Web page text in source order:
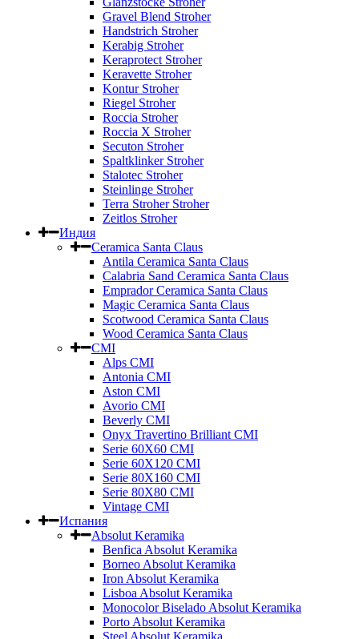
Gravel Blend Stroher
Handstrich Stroher
Kerabig Stroher
Keraprotect Stroher
Keravette Stroher
Kontur Stroher
Riegel Stroher
Roccia Stroher
Roccia Х Stroher
Secuton Stroher
Spaltklinker Stroher
Stalotec Stroher
Steinlinge Stroher
Terra Stroher Stroher
Zeitlos Stroher
Индия
Ceramica Santa Claus
Antila Ceramica Santa Claus
Calabria Sand Ceramica Santa Claus
Emprador Ceramica Santa Claus
Magic Ceramica Santa Claus
Scotwood Ceramica Santa Claus
Wood Ceramica Santa Claus
CMI
Alps CMI
Antonia CMI
Aston CMI
Avorio CMI
Beverly CMI
Onyx Travertino Brilliant CMI
Serie 60X60 CMI
Serie 60Х120 CMI
Serie 80Х160 CMI
Serie 80Х80 CMI
Vintage CMI
Испания
Absolut Keramika
Benfica Absolut Keramika
Borneo Absolut Keramika
Iron Absolut Keramika
Lisboa Absolut Keramika
Monocolor Biselado Absolut Keramika
Porto Absolut Keramika
Steel Absolut Keramika